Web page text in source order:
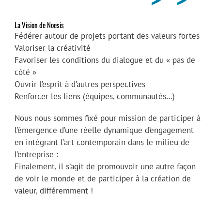
La Vision de Noesis
Fédérer autour de projets portant des valeurs fortes
Valoriser la créativité
Favoriser les conditions du dialogue et du « pas de
côté »
Ouvrir l’esprit à d’autres perspectives
Renforcer les liens (équipes, communautés…)
Nous nous sommes fixé pour mission de participer à
l’émergence d’une réelle dynamique d’engagement
en intégrant l’art contemporain dans le milieu de
l’entreprise :
Finalement, il s’agit de promouvoir une autre façon
de voir le monde et de participer à la création de
valeur, différemment !